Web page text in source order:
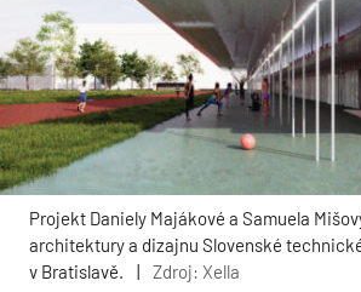
Projekt Daniely Majákové a Samuela
architektury a dizajnu Slovenské
v Bratislavě.
Zdroj: Xella